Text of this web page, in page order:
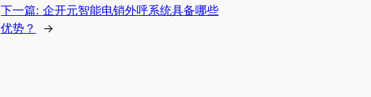
下一篇:企开元智能电销外呼系统具备哪些
优势？
→